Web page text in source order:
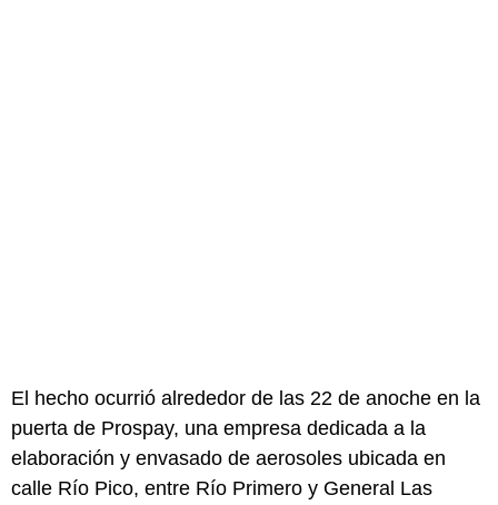
El hecho ocurrió alrededor de las 22 de anoche en la
puerta de Prospay, una empresa dedicada a la
elaboración y envasado de aerosoles ubicada en
calle Río Pico, entre Río Primero y General Las